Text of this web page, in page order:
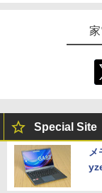
Special Site